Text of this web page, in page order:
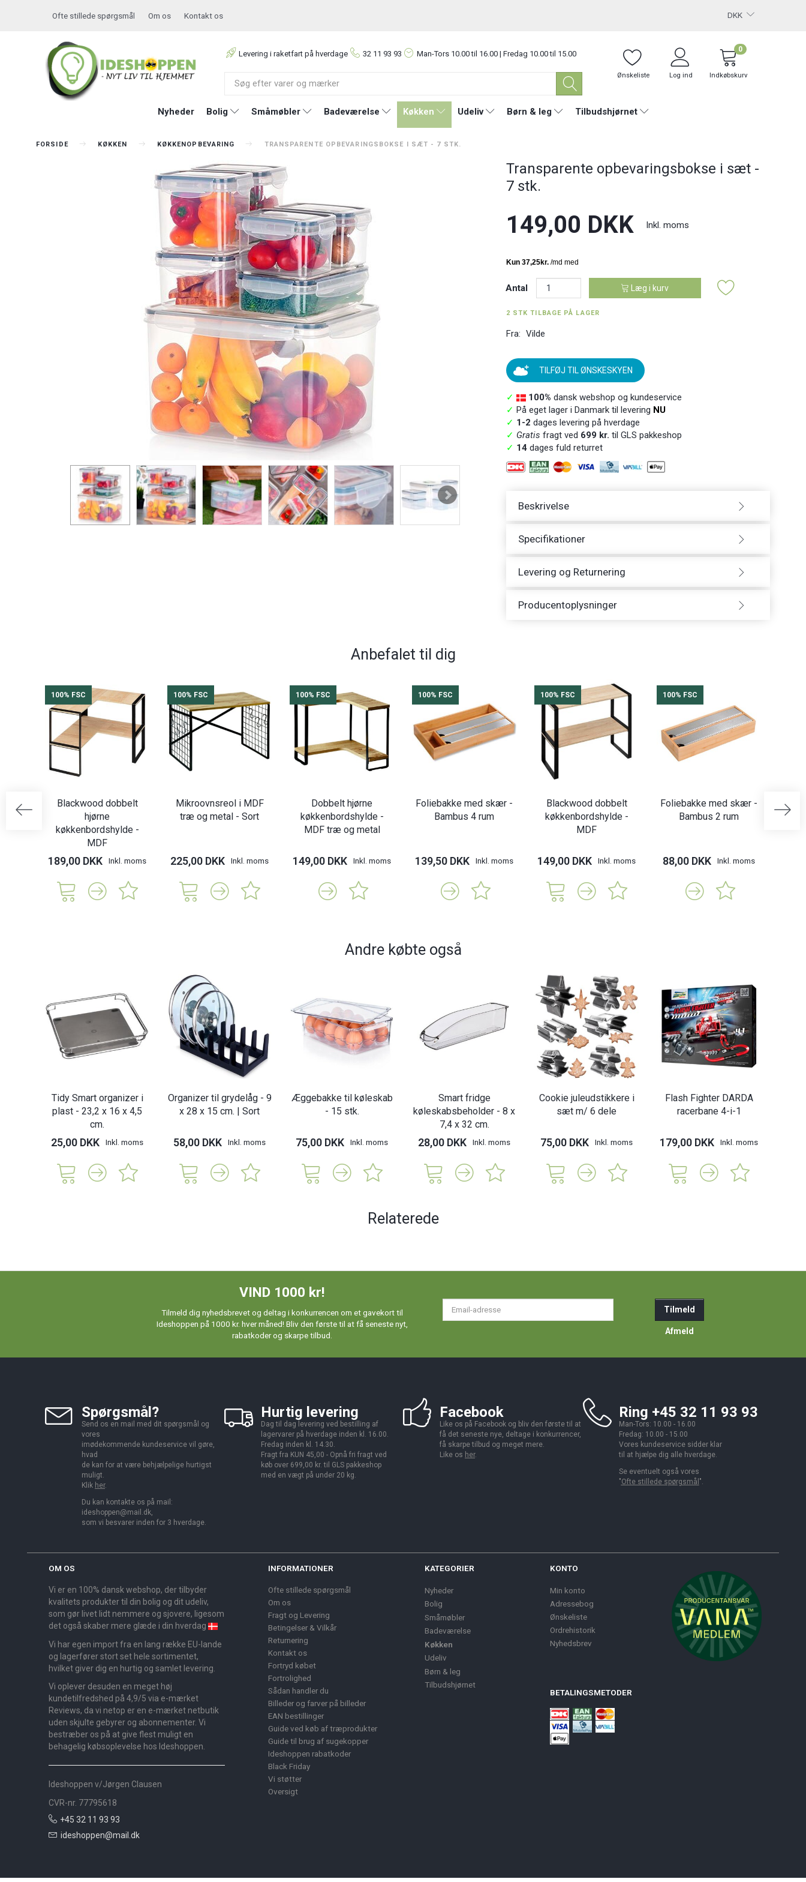
DKK
Ofte stillede spørgsmål Om os Kontakt os
Levering i raketfart på hverdage 32 11 93 93 Man-Tors 10.00 til 16.00 | Fredag 10.00 til 15.00
Ønskeliste Log ind Indkøbskurv
0
Nyheder Bolig Småmøbler Badeværelse Køkken Udeliv Børn & leg Tilbudshjørnet
FORSIDE KØKKEN KØKKENOPBEVARING TRANSPARENTE OPBEVARINGSBOKSE I SÆT - 7 STK.
Transparente opbevaringsbokse i sæt -
7 stk.
149,00 DKK Inkl. moms
Antal Læg i kurv
2 STK TILBAGE PÅ LAGER
Fra: Vilde
TILFØJ TIL ØNSKESKYEN
✓ 100% dansk webshop og kundeservice
✓ På eget lager i Danmark til levering NU
✓ 1-2 dages levering på hverdage
✓ Gratis fragt ved 699 kr. til GLS pakkeshop
✓ 14dages fuld returret
Beskrivelse
Specifikationer
Levering og Returnering
Producentoplysninger
Anbefalet til dig
100% FSC
Blackwood dobbelt
hjørne
køkkenbordshylde -
MDF
189,00 DKK Inkl. moms
100% FSC
Mikroovnsreol i MDF
træ og metal - Sort
225,00 DKK Inkl. moms
100% FSC
Dobbelt hjørne
køkkenbordshylde -
MDF træ og metal
149,00 DKK Inkl. moms
100% FSC
Foliebakke med skær -
Bambus 4 rum
139,50 DKK Inkl. moms
100% FSC
Blackwood dobbelt
køkkenbordshylde -
MDF
149,00 DKK Inkl. moms
100% FSC
Foliebakke med skær -
Bambus 2 rum
88,00 DKK Inkl. moms
Andre købte også
Tidy Smart organizer i
plast - 23,2 x 16 x 4,5
cm.
25,00 DKK Inkl. moms
Organizer til grydelåg - 9
x 28 x 15 cm. | Sort
58,00 DKK Inkl. moms
Æggebakke til køleskab
- 15 stk.
75,00 DKK Inkl. moms
Smart fridge
køleskabsbeholder - 8 x
7,4 x 32 cm.
28,00 DKK Inkl. moms
Cookie juleudstikkere i
sæt m/ 6 dele
75,00 DKK Inkl. moms
Flash Fighter DARDA
racerbane 4-i-1
179,00 DKK Inkl. moms
Relaterede
VIND 1000 kr!
Tilmeld dig nyhedsbrevet og deltag i konkurrencen om et gavekort til
Ideshoppen på 1000 kr. hver måned! Bliv den første til at få seneste nyt,
rabatkoder og skarpe tilbud.
Tilmeld
Afmeld
Spørgsmål?
Send os en mail med dit spørgsmål og
vores
imødekommende kundeservice vil gøre,
hvad
de kan for at være behjælpelige hurtigst
muligt.
Klik her.
Du kan kontakte os på mail:
ideshoppen@mail.dk,
som vi besvarer inden for 3 hverdage.
Hurtig levering
Dag til dag levering ved bestilling af
lagervarer på hverdage inden kl. 16.00.
Fredag inden kl. 14.30.
Fragt fra KUN 45,00 - Opnå fri fragt ved
køb over 699,00 kr. til GLS pakkeshop
med en vægt på under 20 kg.
Facebook
Like os på Facebook og bliv den første til at
få det seneste nye, deltage i konkurrencer,
få skarpe tilbud og meget mere.
Like os her.
Ring +45 32 11 93 93
Man-Tors: 10.00 - 16.00
Fredag: 10.00 - 15.00
Vores kundeservice sidder klar
til at hjælpe dig alle hverdage.
Se eventuelt også vores
"Ofte stillede spørgsmål ".
OM OS
Vi er en 100% dansk webshop, der tilbyder
kvalitets produkter til din bolig og dit udeliv,
som gør livet lidt nemmere og sjovere, ligesom
det også skaber mere glæde i din hverdag
Vi har egen import fra en lang række EU-lande
og lagerfører stort set hele sortimentet,
hvilket giver dig en hurtig og samlet levering.
Vi oplever desuden en meget høj
kundetilfredshed på 4,9/5 via e-mærket
Reviews, da vi netop er en e-mærket netbutik
uden skjulte gebyrer og abonnementer. Vi
bestræber os på at give flest muligt en
behagelig købsoplevelse hos Ideshoppen.
Ideshoppen v/Jørgen Clausen
CVR-nr. 77795618
+45 32 11 93 93
ideshoppen@mail.dk
INFORMATIONER
Ofte stillede spørgsmål
Om os
Fragt og Levering
Betingelser & Vilkår
Returnering
Kontakt os
Fortryd købet
Fortrolighed
Sådan handler du
Billeder og farver på billeder
EAN bestillinger
Guide ved køb af træprodukter
Guide til brug af sugekopper
Ideshoppen rabatkoder
Black Friday
Vi støtter
Oversigt
KATEGORIER
Nyheder
Bolig
Småmøbler
Badeværelse
Køkken
Udeliv
Børn & leg
Tilbudshjørnet
KONTO
Min konto
Adressebog
Ønskeliste
Ordrehistorik
Nyhedsbrev
BETALINGSMETODER